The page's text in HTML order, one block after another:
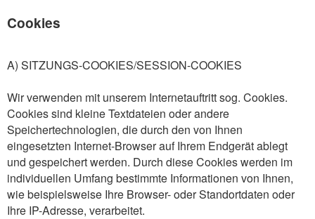
Cookies
A) SITZUNGS-COOKIES/SESSION-COOKIES
Wir verwenden mit unserem Internetauftritt sog. Cookies.
Cookies sind kleine Textdateien oder andere
Speichertechnologien, die durch den von Ihnen
eingesetzten Internet-Browser auf Ihrem Endgerät ablegt
und gespeichert werden. Durch diese Cookies werden im
individuellen Umfang bestimmte Informationen von Ihnen,
wie beispielsweise Ihre Browser- oder Standortdaten oder
Ihre IP-Adresse, verarbeitet.